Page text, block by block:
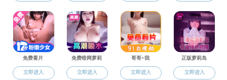
师资队伍
博士生导师团队
系
经济统计学